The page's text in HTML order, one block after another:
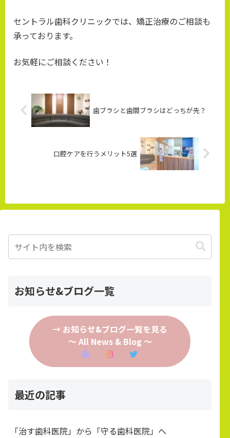
セントラル歯科クリニックでは、矯正治療のご相談も
承っております。
お気軽にご相談ください！
歯ブラシと歯間ブラシはどっちが先？
口腔ケアを行うメリット5選
お知らせ&ブログ一覧
→ お知らせ&ブログ一覧を見る
～ All News & Blog ～
最近の記事
「治す歯科医院」から「守る歯科医院」へ